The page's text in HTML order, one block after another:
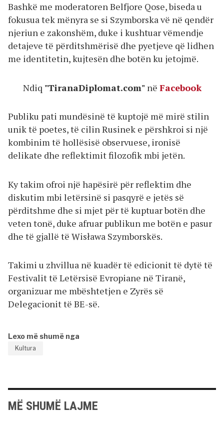
Bashkë me moderatoren Belfjore Qose, biseda u
fokusua tek mënyra se si Szymborska vë në qendër
njeriun e zakonshëm, duke i kushtuar vëmendje
detajeve të përditshmërisë dhe pyetjeve që lidhen
me identitetin, kujtesën dhe botën ku jetojmë.
Ndiq "TiranaDiplomat.com" në Facebook
Publiku pati mundësinë të kuptojë më mirë stilin
unik të poetes, të cilin Rusinek e përshkroi si një
kombinim të hollësisë observuese, ironisë
delikate dhe reflektimit filozofik mbi jetën.
Ky takim ofroi një hapësirë për reflektim dhe
diskutim mbi letërsinë si pasqyrë e jetës së
përditshme dhe si mjet për të kuptuar botën dhe
veten tonë, duke afruar publikun me botën e pasur
dhe të gjallë të Wisława Szymborskës.
Takimi u zhvillua në kuadër të edicionit të dytë të
Festivalit të Letërsisë Evropiane në Tiranë,
organizuar me mbështetjen e Zyrës së
Delegacionit të BE-së.
Lexo më shumë nga
Kultura
MË SHUMË LAJME